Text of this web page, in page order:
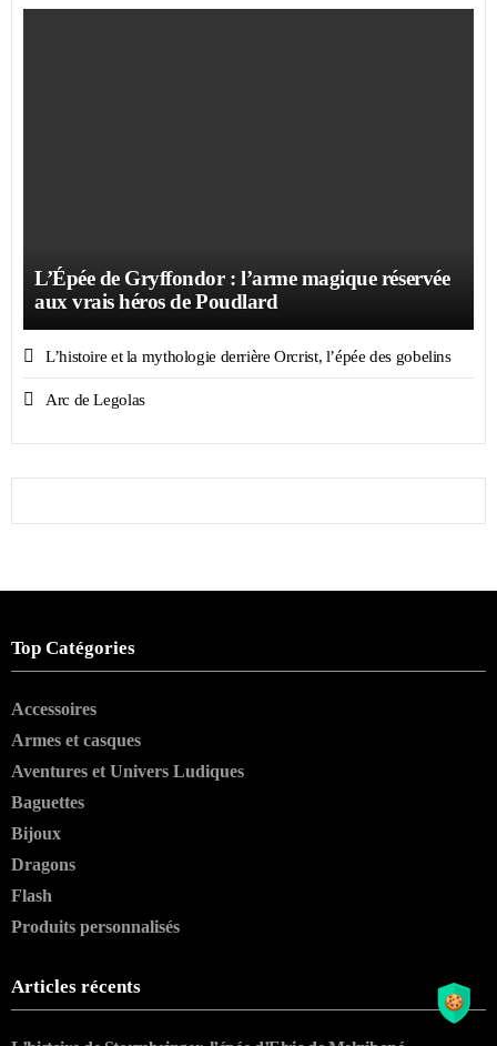
L’Épée de Gryffondor : l’arme magique réservée
aux vrais héros de Poudlard
L’histoire et la mythologie derrière Orcrist, l’épée des gobelins
Arc de Legolas
Top Catégories
Accessoires
Armes et casques
Aventures et Univers Ludiques
Baguettes
Bijoux
Dragons
Flash
Produits personnalisés
Articles récents